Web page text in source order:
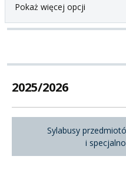
Pokaż więcej opcji
2025/2026
Sylabusy
i